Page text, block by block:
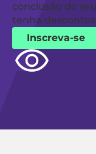
conclusão do
tenha descontos
Inscreva-se